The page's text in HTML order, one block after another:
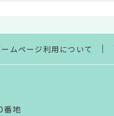
ームページ利用について
地